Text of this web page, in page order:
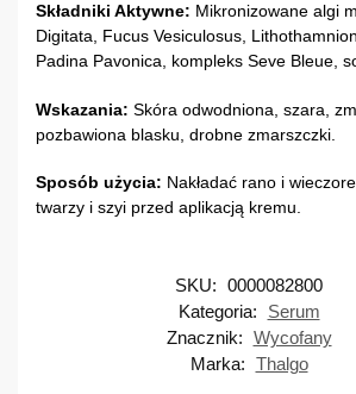
Składniki Aktywne: Mikronizowane algi
Digitata, Fucus Vesiculosus,
Padina Pavonica, kompleks Seve Bleue,
Wskazania: Skóra odwodniona, szara,
pozbawiona blasku, drobne zmarszczki.
Sposób użycia: Nakładać rano i
twarzy i szyi przed aplikacją kremu.
SKU: 0000082800
Kategoria:
Serum
Znacznik: Wycofany
Marka: Thalgo